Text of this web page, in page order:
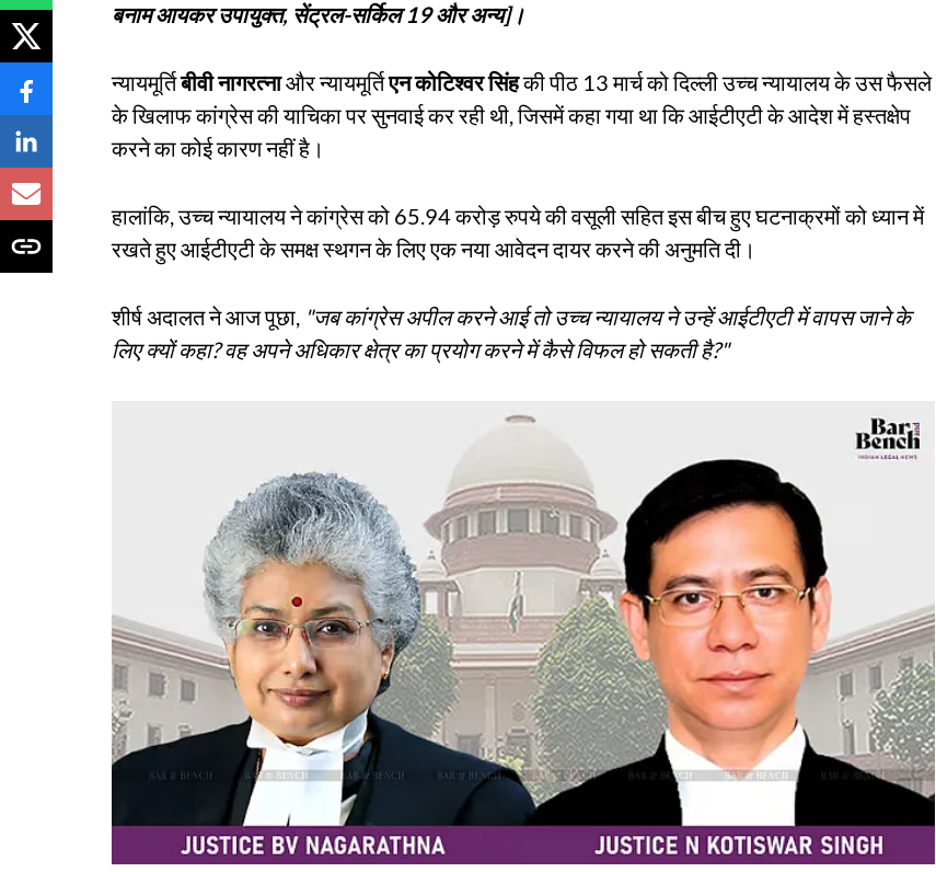
बनाम आयकर उपायुक्त, सेंट्रल-सर्किल 19 और अन्य]।
न्यायमूर्तिबीवी नागरत्नाऔर न्यायमूर्तिएन कोटिश्वर सिंहकी पीठ 13 मार्च को दिल्ली उच्च न्यायालय के उस फैसले
के खिलाफ कांग्रेस की याचिका पर सुनवाई कर रही थी, जिसमें कहा गया था कि आईटीएटी के आदेश में हस्तक्षेप
करने का कोई कारण नहीं है।
हालांकि, उच्च न्यायालय ने कांग्रेस को 65.94 करोड़ रुपये की वसूली सहित इस बीच हुए घटनाक्रमों को ध्यान में
रखते हुए आईटीएटी के समक्ष स्थगन के लिए एक नया आवेदन दायर करने की अनुमति दी।
शीर्ष अदालत ने आज पूछा, "जब कांग्रेस अपील करने आई तो उच्च न्यायालय ने उन्हें आईटीएटी में वापस जाने के
लिए क्यों कहा? वह अपने अधिकार क्षेत्र का प्रयोग करने में कैसे विफल हो सकती है?"